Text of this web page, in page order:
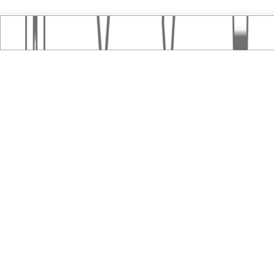
おすすめ記事